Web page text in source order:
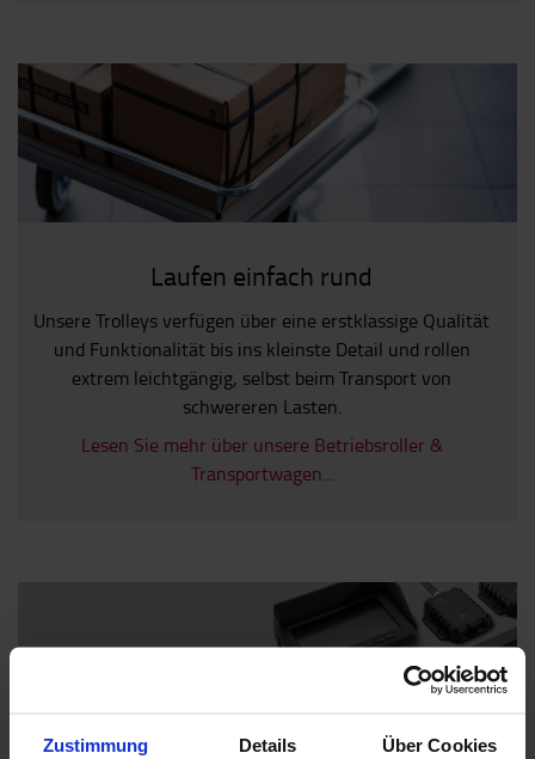
Zustimmung Details Über Cookies
Laufen einfach rund
Unsere Trolleys verfügen über eine erstklassige Qualität
und Funktionalität bis ins kleinste Detail und rollen
extrem leichtgängig, selbst beim Transport von
schwereren Lasten.
Lesen Sie mehr über unsere Betriebsroller &
Transportwagen...